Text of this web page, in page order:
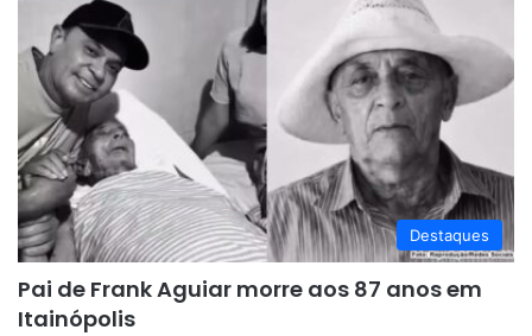
Destaques
Pai de Frank Aguiar morre aos 87 anos em
Itainópolis